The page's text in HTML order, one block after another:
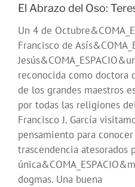
El Abrazo del Oso:
Un 4 de
Francisco de
reconocida como doctora
de los grandes maestros
por todas las religiones
Francisco J. García
pensamiento para
trascendencia atesorados
dogmas. Una buena